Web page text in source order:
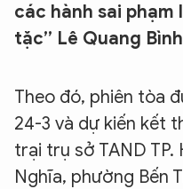
các hành sai
tặc” Lê Quang
Theo đó, phiên tòa
24-3 và dự kiến kết
trại trụ sở TAND TP.
Nghĩa, phường Bến